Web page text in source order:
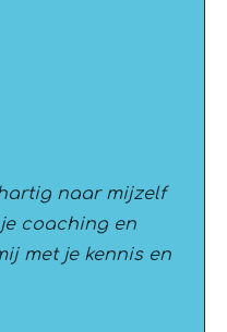
naar mijzelf
coaching en
met je kennis en